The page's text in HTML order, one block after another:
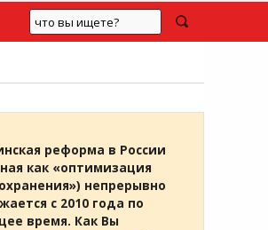
реформа в России
как «оптимизация
непрерывно
с 2010 года по
время. Как Вы